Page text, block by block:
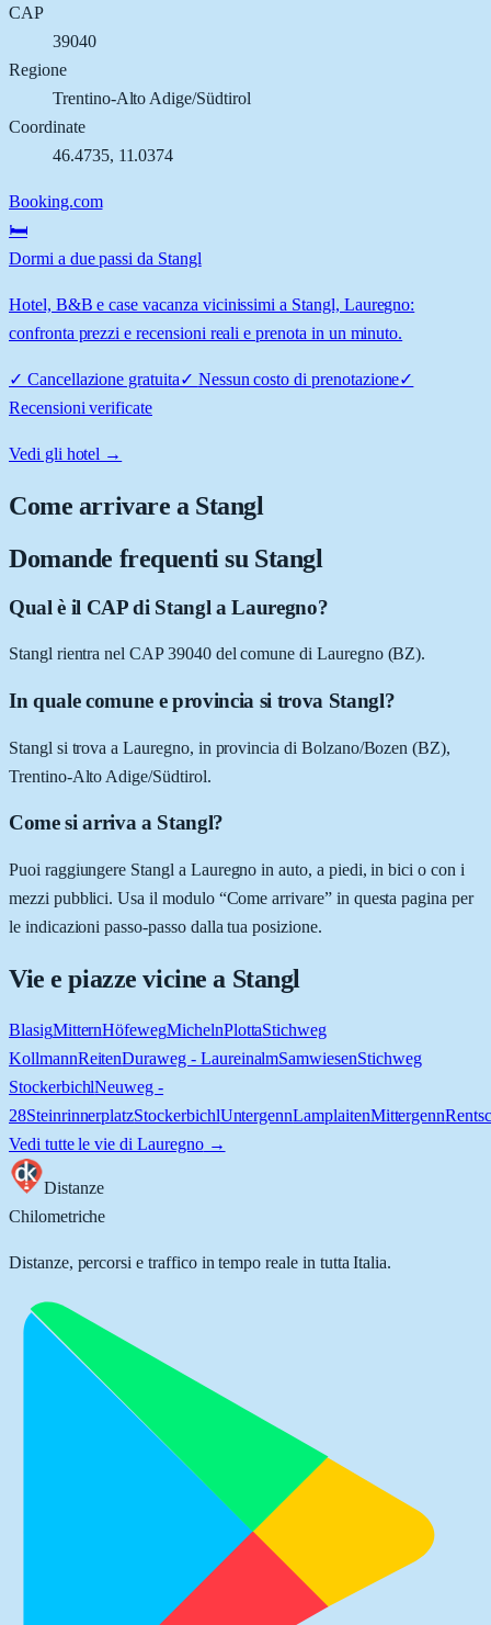
CAP
39040
Regione
Trentino-Alto Adige/Südtirol
Coordinate
46.4735, 11.0374
Booking.com
🛏️
Dormi a due passi da Stangl
Hotel, B&B e case vacanza vicinissimi a Stangl, Lauregno:
confronta prezzi e recensioni reali e prenota in un minuto.
✓ Cancellazione gratuita✓ Nessun costo di prenotazione✓
Recensioni verificate
Vedi gli hotel →
Come arrivare a Stangl
Domande frequenti su Stangl
Qual è il CAP di Stangl a Lauregno?
Stangl rientra nel CAP 39040 del comune di Lauregno (BZ).
In quale comune e provincia si trova Stangl?
Stangl si trova a Lauregno, in provincia di Bolzano/Bozen (BZ),
Trentino-Alto Adige/Südtirol.
Come si arriva a Stangl?
Puoi raggiungere Stangl a Lauregno in auto, a piedi, in bici o con i
mezzi pubblici. Usa il modulo “Come arrivare” in questa pagina per
le indicazioni passo-passo dalla tua posizione.
Vie e piazze vicine a Stangl
BlasigMitternHöfewegMichelnPlottaStichweg
KollmannReitenDuraweg - LaureinalmSamwiesenStichweg
StockerbichlNeuweg -
28SteinrinnerplatzStockerbichlUntergennLamplaitenMittergenn
Vedi tutte le vie di Lauregno→
Distanze
Chilometriche
Distanze, percorsi e traffico in tempo reale in tutta Italia.